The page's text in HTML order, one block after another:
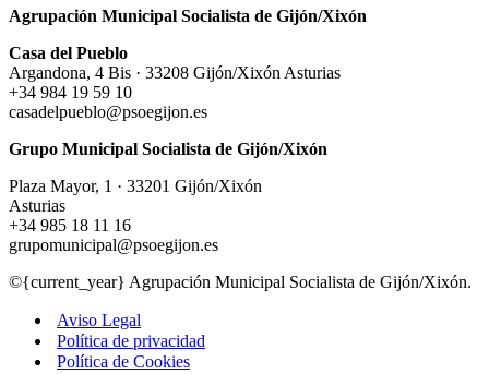
Agrupación Municipal Socialista de Gijón/Xixón
Casa del Pueblo
Argandona, 4 Bis · 33208 Gijón/Xixón Asturias
+34 984 19 59 10
casadelpueblo@psoegijon.es
Grupo Municipal Socialista de Gijón/Xixón
Plaza Mayor, 1 · 33201 Gijón/Xixón
Asturias
+34 985 18 11 16
grupomunicipal@psoegijon.es
©{current_year} Agrupación Municipal Socialista de Gijón/Xixón.
Aviso Legal
Política de privacidad
Política de Cookies